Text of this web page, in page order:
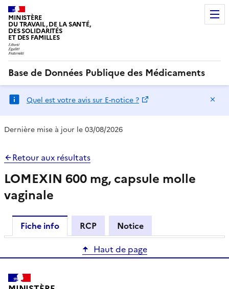
MINISTÈRE
DU TRAVAIL, DE LA SANTÉ,
DES SOLIDARITÉS
ET DES FAMILLES
Base de Données Publique des Médicaments
Quel est votre avis sur E-notice ?
Dernière mise à jour le 03/08/2026
Retour aux résultats
LOMEXIN 600 mg, capsule molle
vaginale
Fiche info RCP
Notice
Haut de page